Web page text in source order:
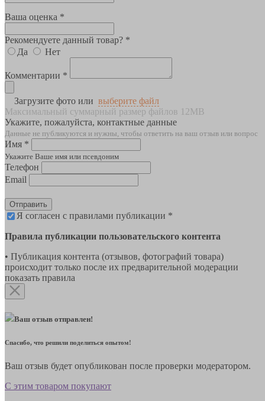
Ваша оценка *
Рекомендуете данный товар? *
Да
Нет
Комментарии *
Загрузите фото или выберите файл
Максимальный суммарный размер файлов 12MB
Укажите, пожалуйста, контактные данные
Данные не публикуются и нужны, чтобы ответить на ваш отзыв или вопрос
Имя *
Укажите Ваше имя или псевдоним
Телефон
Email
Отправить
Я согласен с правилами публикации *
Правила публикации пользовательского контента
• Публикация контента (отзывов, фотографий товара)
происходит только после их предварительной модерации
показать правила
Ваш отзыв отправлен!
Спасибо, что решили поделиться опытом!
Ваш отзыв будет опубликован после проверки модератором.
С этим товаром покупают